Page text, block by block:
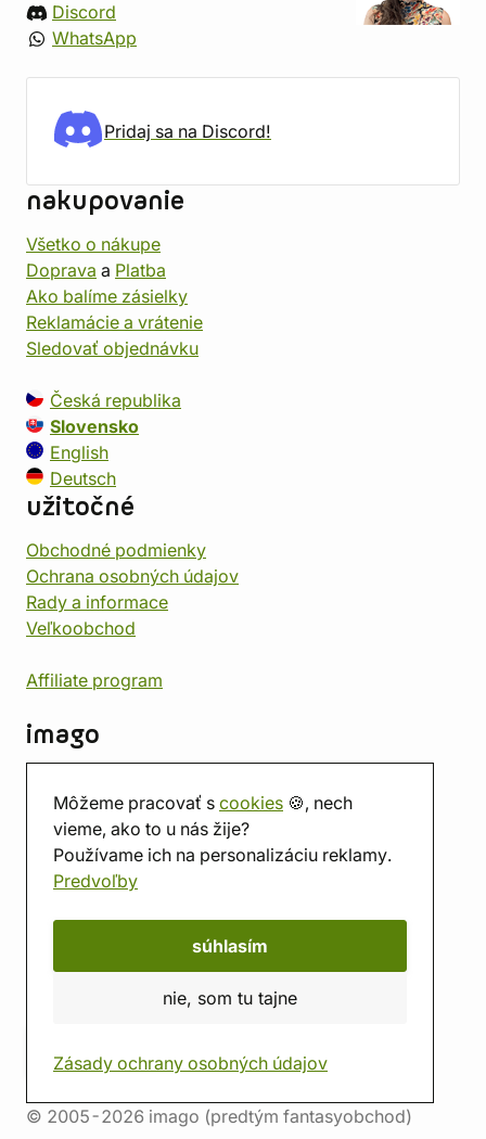
Môžeme pracovať s cookies 🍪, nech
vieme, ako to u nás žije?
Používame ich na personalizáciu reklamy.
Predvoľby
súhlasím
nie, som tu tajne
Zásady ochrany osobných údajov
Discord
WhatsApp
Pridaj sa na Discord!
nakupovanie
Všetko o nákupe
Doprava a Platba
Ako balíme zásielky
Reklamácie a vrátenie
Sledovať objednávku
Česká republika
Slovensko
English
Deutsch
užitočné
Obchodné podmienky
Ochrana osobných údajov
Rady a informace
Veľkoobchod
Affiliate program
imago
Predajňa
Herňa
O nás
Hodnotenie obchodu
© 2005-2026 imago (predtým fantasyobchod)